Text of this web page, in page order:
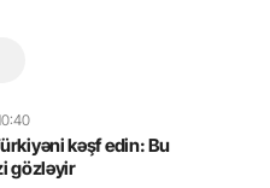
kəşf edin: Bu
gözləyir